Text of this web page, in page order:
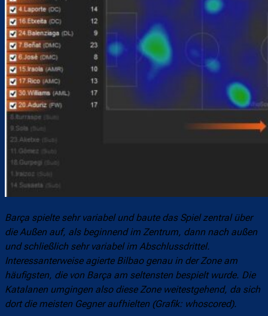
Barça spielte sehr variabel und baute das Spiel zentral über
die Außen auf, als beginnend im Zentrum, dann nach außen
und schließlich sehr variabel im Abschlussdrittel.
Interessanterweise agierte Bilbao genau in der Zone am
häufigsten, die von Barça am seltensten bespielt wurde. Die
Katalanen umgingen also diese Zone weitestgehend, da sich
dort die meisten Gegner aufhielten (Grafik: whoscored).